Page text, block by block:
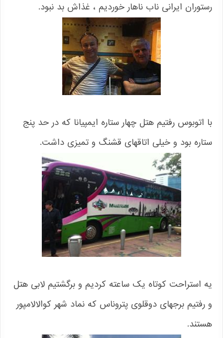
رستوران ایرانی ناب ناهار خوردیم ، غذاش بد نبود.
با اتوبوس رفتیم هتل چهار ستاره ایمپیانا که در حد پنج
ستاره بود و خیلی اتاقهای قشنگ و تمیزی داشت.
یه استراحت کوتاه یک ساعته کردیم و برگشتیم لابی هتل
و رفتیم برجهای دوقلوی پتروناس که نماد شهر کوالالامپور
هستند.